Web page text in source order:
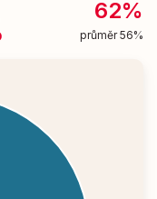
62%
průměr 56%